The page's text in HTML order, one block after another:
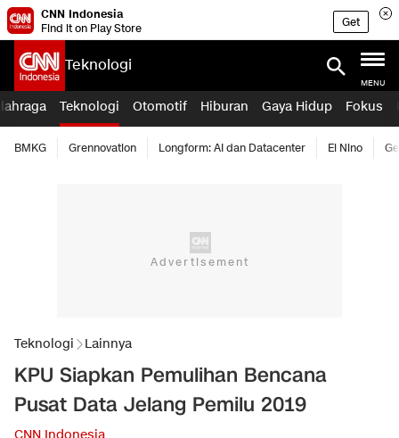
CNN Indonesia
Find it on Play Store
Get
Teknologi
MENU
Teknologi Otomotif Hiburan Gaya Hidup Fokus
BMKG Grennovation Longform: AI dan Datacenter El Nino
Teknologi Lainnya
KPU Siapkan Pemulihan Bencana
Pusat Data Jelang Pemilu 2019